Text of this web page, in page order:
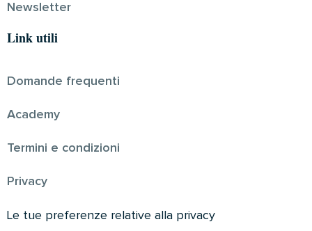
Newsletter
Link utili
Domande frequenti
Academy
Termini e condizioni
Privacy
Le tue preferenze relative alla privacy